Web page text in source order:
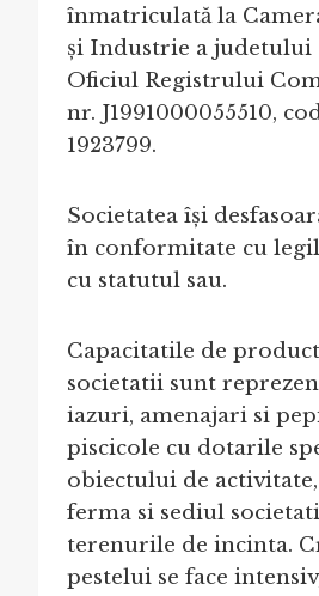
înmatriculată la
și Industrie a judetului
Oficiul Registrului
nr. J1991000055510,
1923799.
Societatea își
în conformitate cu
cu statutul sau.
Capacitatile de
societatii sunt
iazuri, amenajari si
piscicole cu dotarile
obiectului de
ferma si sediul
terenurile de incinta.
pestelui se face